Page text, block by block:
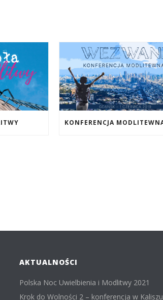
AKTUALNOŚCI
Polska Noc Uwielbienia i Modlitwy 2021
Krok do Wolności 2 – konferencja w Kaliszu